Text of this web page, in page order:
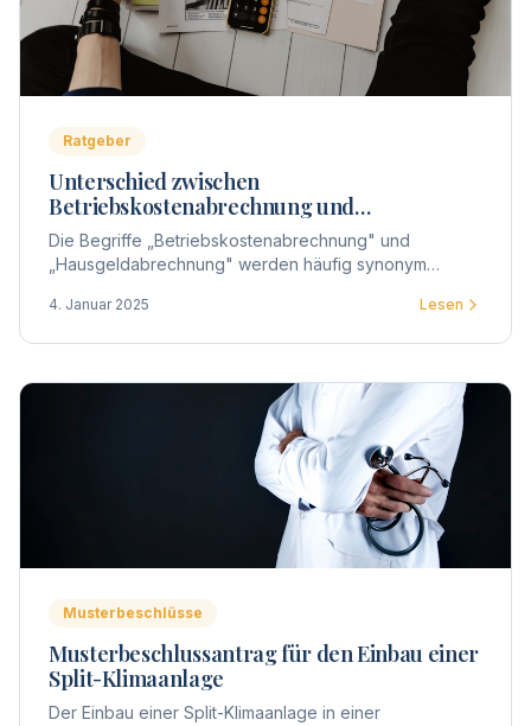
Ratgeber
Unterschied zwischen
Betriebskostenabrechnung und
Hausgeldabrechnung
Die Begriffe „Betriebskostenabrechnung" und
„Hausgeldabrechnung" werden häufig synonym
zwischen beiden.
4. Januar 2025 Lesen
Musterbeschlüsse
Musterbeschlussantrag für den Einbau einer
Split-Klimaanlage
Der Einbau einer Split-Klimaanlage in einer